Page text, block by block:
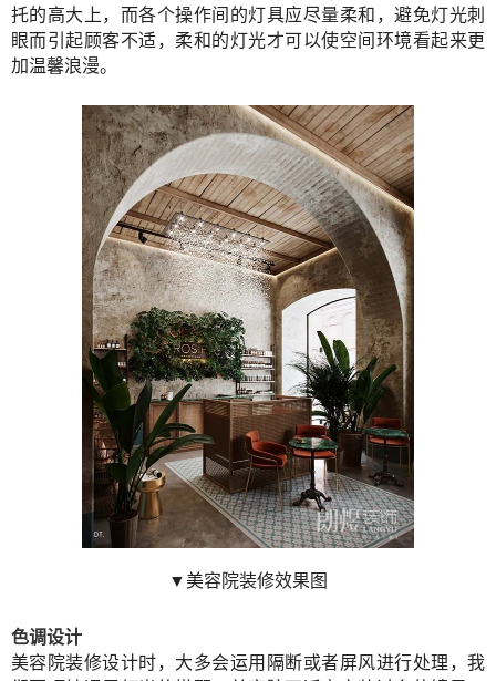
托的高大上，而各个操作间的灯具应尽量柔和，避免灯光刺
眼而引起顾客不适，柔和的灯光才可以使空间环境看起来更
加温馨浪漫。
▼美容院装修效果图
色调设计
美容院装修设计时，大多会运用隔断或者屏风进行处理，我